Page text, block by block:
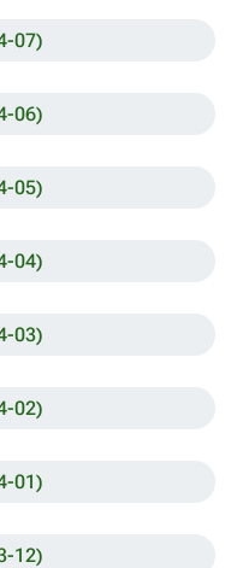
07)
06)
05)
04)
03)
02)
01)
12)